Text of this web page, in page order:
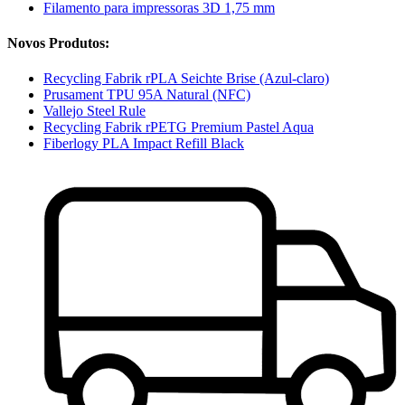
Filamento para impressoras 3D 1,75 mm
Novos Produtos:
Recycling Fabrik rPLA Seichte Brise (Azul-claro)
Prusament TPU 95A Natural (NFC)
Vallejo Steel Rule
Recycling Fabrik rPETG Premium Pastel Aqua
Fiberlogy PLA Impact Refill Black